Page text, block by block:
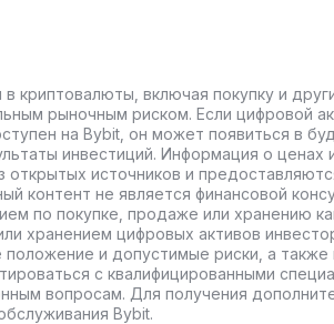
в криптовалюты, включая покупку и
рыночным риском. Если цифровой
на Bybit, он может появиться в
инвестиций. Информация о ценах
открытых источников и
контент не является финансовой
по покупке, продаже или хранению
хранением цифровых активов
положение и допустимые риски, а
с квалифицированными
вопросам. Для получения
Bybit.